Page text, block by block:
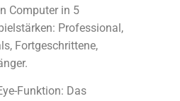
Computer in 5
Professional,
Fortgeschrittene,
Funktion: Das